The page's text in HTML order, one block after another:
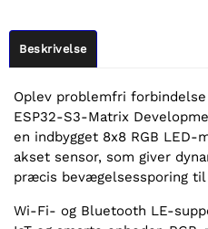
Beskrivelse
Oplev problemfri
ESP32-S3-Matrix
en indbygget 8x8 RGB LED-
akset sensor, som giver
præcis bevægelsessporing
Wi-Fi- og Bluetooth LE-